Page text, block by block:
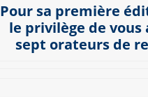
Pour sa première
le privilège de
sept orateurs de